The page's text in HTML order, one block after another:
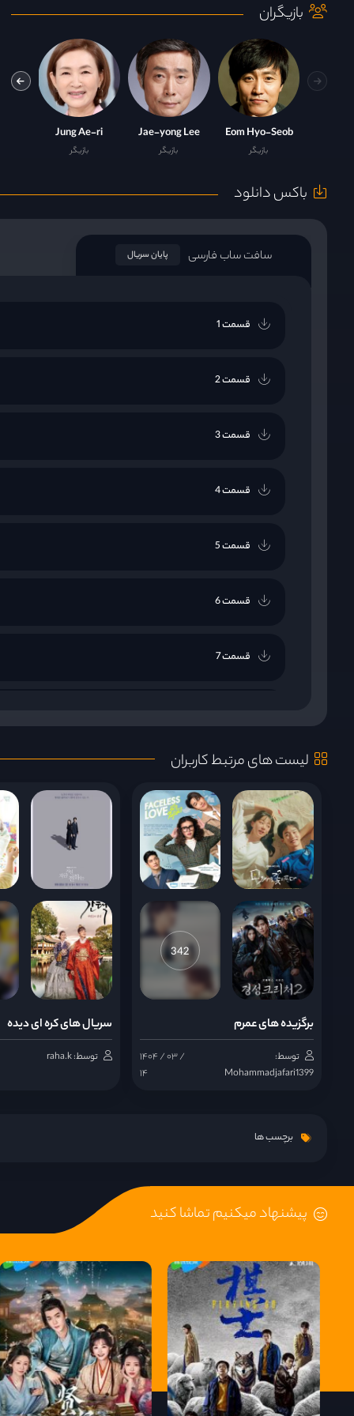
بازیگران
Eom Hyo-Seob
بازیگر
Jae-yong Lee
بازیگر
Jung Ae-ri
بازیگر
باکس دانلود
سافت ساب فارسی پایان سریال
قسمت 1
قسمت 2
قسمت 3
قسمت 4
قسمت 5
قسمت 6
قسمت 7
قسمت 9
قسمت 10
قسمت 11
قسمت 12
قسمت 13
قسمت 14
لیست های مرتبط کاربران
342
برگزیده های عمرم
توسط:
Mohammadjafari1399
۱۴۰۴ / ۰۳ /
۱۴
سریال های کره ای دیده
توسط: raha.k
برچسب ها
پیشنهاد میکنیم تماشا کنید